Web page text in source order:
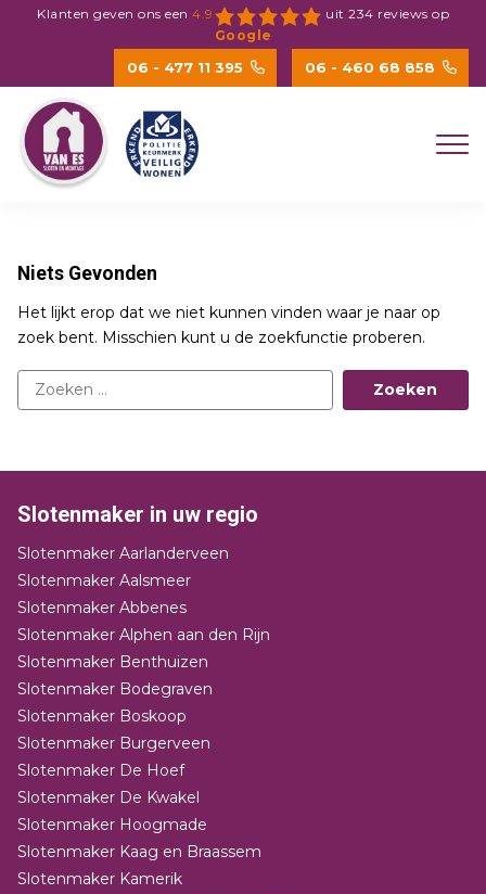
SpringKlanten geven ons een 4.9 uit 234 reviews op
Google
06 - 477 11 395 06 - 460 68 858
Niets Gevonden
Het lijkt erop dat we niet kunnen vinden waar je naar op
zoek bent. Misschien kunt u de zoekfunctie proberen.
Zoeken
naar:
Slotenmaker in uw regio
Slotenmaker Aarlanderveen
Slotenmaker Aalsmeer
Slotenmaker Abbenes
Slotenmaker Alphen aan den Rijn
Slotenmaker Benthuizen
Slotenmaker Bodegraven
Slotenmaker Boskoop
Slotenmaker Burgerveen
Slotenmaker De Hoef
Slotenmaker De Kwakel
Slotenmaker Hoogmade
Slotenmaker Kaag en Braassem
Slotenmaker Kamerik